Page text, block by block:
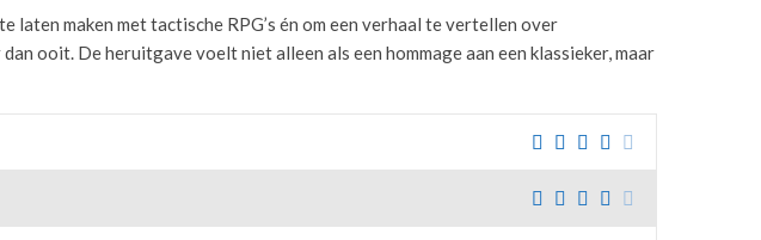
laten maken met tactische RPG’s én om een verhaal te vertellen over
ooit. De heruitgave voelt niet alleen als een hommage aan een klassieker, maar